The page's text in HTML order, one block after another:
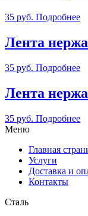
35 руб. Подробнее
Лента
35 руб. Подробнее
Лента
35 руб. Подробнее
Меню
Главная
Услуги
Доставка и
Контакты
Сталь